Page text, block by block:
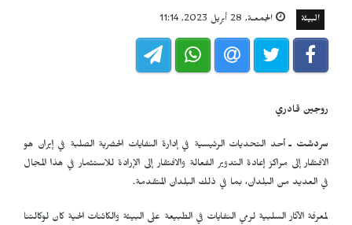
البيئة الجمعـة, 28 أبريل 2023, 11:14
روجين قادري
سردشت ـأحد التحديات الرئيسية في إدارة النفايات الحضرية الصلبة في إيران هو
الافتقار إلى مراكز إعادة التدوير الفعالة والافتقار إلى الإرادة للاستثمار في هذا المجال
في العديد من البلدان، بما في ذلك البلدان المتقدمة.
لمعرفة الآثار السلبية لرمي النفايات في الطبيعة على البيئة والكائنات الحية كان لوكالتنا